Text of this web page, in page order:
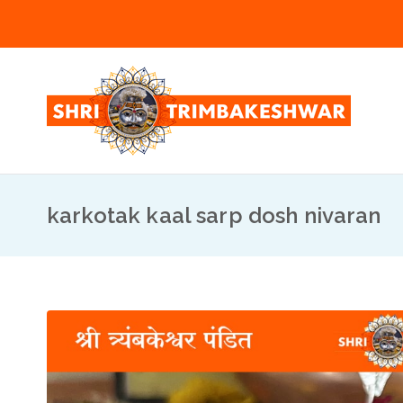
karkotak kaal sarp dosh nivaran